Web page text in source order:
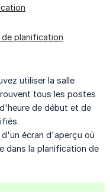
planification
utiliser la salle
tous les postes
de début et de
écran d'aperçu où
dans la planification de